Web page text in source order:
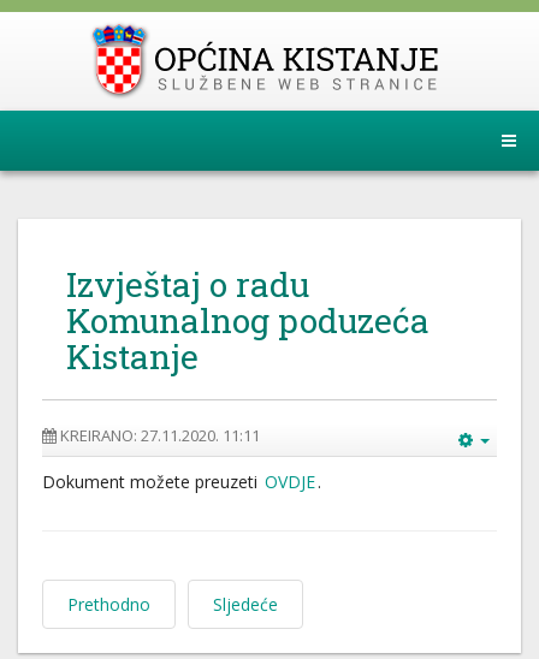
Izvještaj o radu
Komunalnog poduzeća
Kistanje
KREIRANO: 27.11.2020. 11:11
Dokument možete preuzeti OVDJE.
Prethodno Sljedeće